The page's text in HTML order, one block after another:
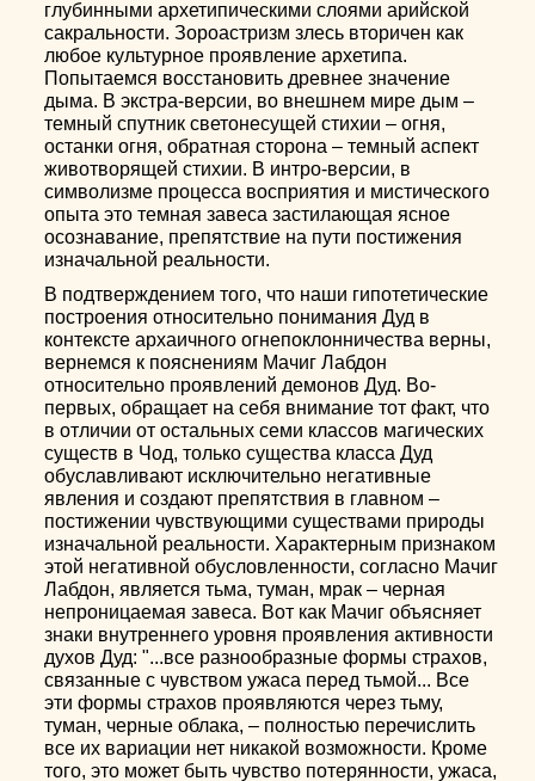
глубинными архетипическими слоями арийской
сакральности. Зороастризм злесь вторичен как
любое культурное проявление архетипа.
Попытаемся восстановить древнее значение
дыма. В экстра-версии, во внешнем мире дым –
темный спутник светонесущей стихии – огня,
останки огня, обратная сторона – темный аспект
животворящей стихии. В интро-версии, в
символизме процесса восприятия и мистического
опыта это темная завеса застилающая ясное
осознавание, препятствие на пути постижения
изначальной реальности.
В подтверждением того, что наши гипотетические
построения относительно понимания Дуд в
контексте архаичного огнепоклонничества верны,
вернемся к пояснениям Мачиг Лабдон
относительно проявлений демонов Дуд. Во-
первых, обращает на себя внимание тот факт, что
в отличии от остальных семи классов магических
существ в Чод, только существа класса Дуд
обуславливают исключительно негативные
явления и создают препятствия в главном –
постижении чувствующими существами природы
изначальной реальности. Характерным признаком
этой негативной обусловленности, согласно Мачиг
Лабдон, является тьма, туман, мрак – черная
непроницаемая завеса. Вот как Мачиг объясняет
знаки внутреннего уровня проявления активности
духов Дуд: "...все разнообразные формы страхов,
связанные с чувством ужаса перед тьмой... Все
эти формы страхов проявляются через тьму,
туман, черные облака, – полностью перечислить
все их вариации нет никакой возможности. Кроме
того, это может быть чувство потерянности, ужаса,